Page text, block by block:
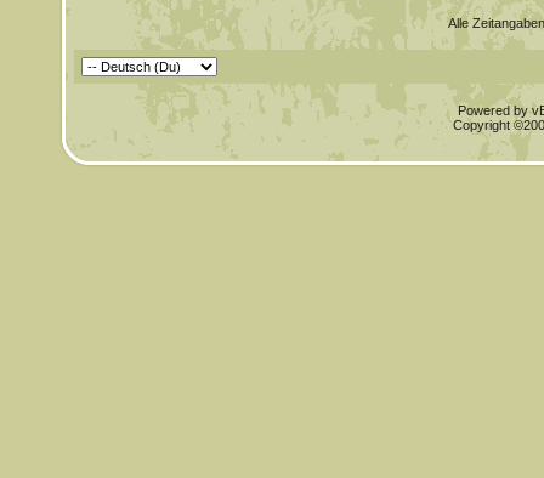
Alle
Powered by
Copyright